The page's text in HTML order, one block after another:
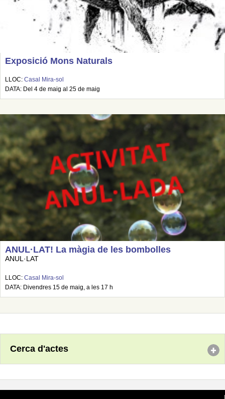
Exposició Mons Naturals
LLOC: Casal Mira-sol
DATA: Del 4 de maig al 25 de maig
ANUL·LAT! La màgia de les bombolles
ANUL·LAT
LLOC: Casal Mira-sol
DATA: Divendres 15 de maig, a les 17 h
Cerca d'actes